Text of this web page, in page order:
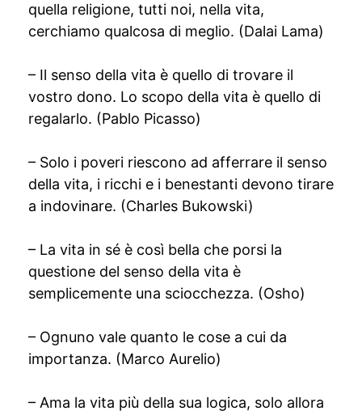
quella religione, tutti noi, nella vita,
cerchiamo qualcosa di meglio. (Dalai Lama)
– Il senso della vita è quello di trovare il
vostro dono. Lo scopo della vita è quello di
regalarlo. (Pablo Picasso)
– Solo i poveri riescono ad afferrare il senso
della vita, i ricchi e i benestanti devono tirare
a indovinare. (Charles Bukowski)
– La vita in sé è così bella che porsi la
questione del senso della vita è
semplicemente una sciocchezza. (Osho)
– Ognuno vale quanto le cose a cui da
importanza. (Marco Aurelio)
– Ama la vita più della sua logica, solo allora